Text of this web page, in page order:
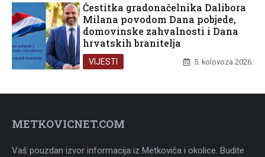
Čestitka gradonačelnika Dalibora
Milana povodom Dana pobjede,
domovinske zahvalnosti i Dana
hrvatskih branitelja
VIJESTI 5. kolovoza 2026.
METKOVICNET.COM
Vaš pouzdan izvor informacija iz Metkovića i okolice. Budite